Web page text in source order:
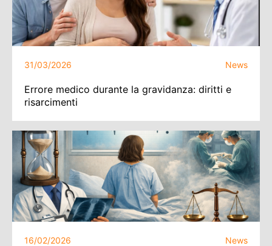
31/03/2026 News
Errore medico durante la gravidanza: diritti e
risarcimenti
16/02/2026 News